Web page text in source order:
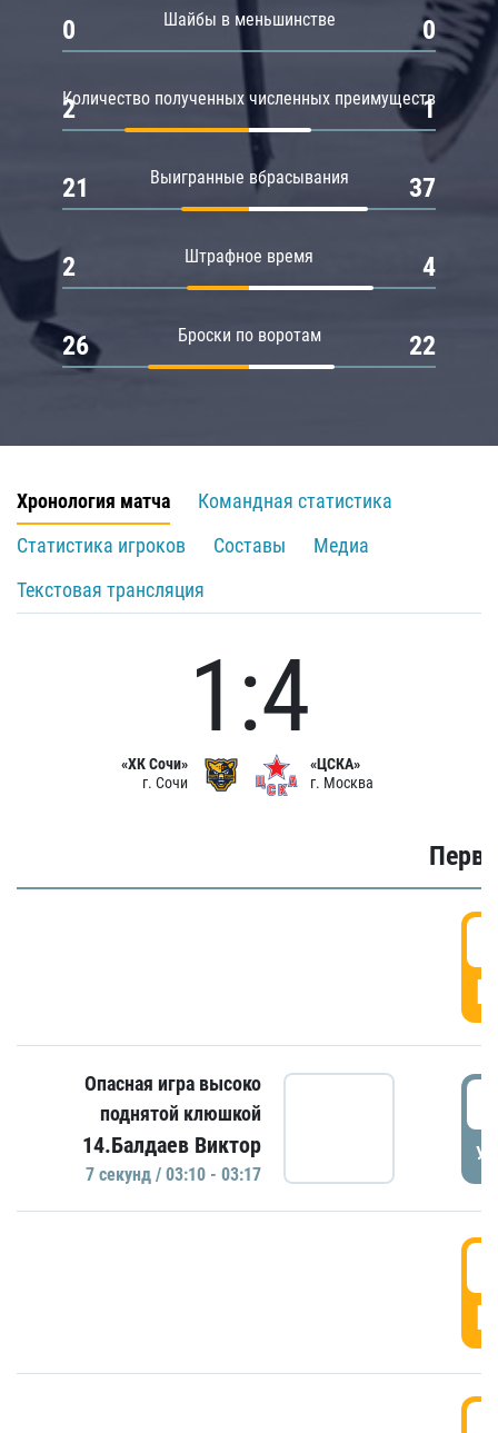
Шайбы в меньшинстве
0 0
Количество полученных численных преимуществ
2 1
Выигранные вбрасывания
21 37
Штрафное время
2 4
Броски по воротам
26 22
Хронология матча
Командная статистика
Статистика игроков
Составы
Медиа
Текстовая трансляция
«ХК Сочи»
г. Сочи
1:4
«ЦСКА»
г. Москва
Опасная игра высоко
поднятой клюшкой
14.Балдаев Виктор
7 секунд / 03:10 - 03:17